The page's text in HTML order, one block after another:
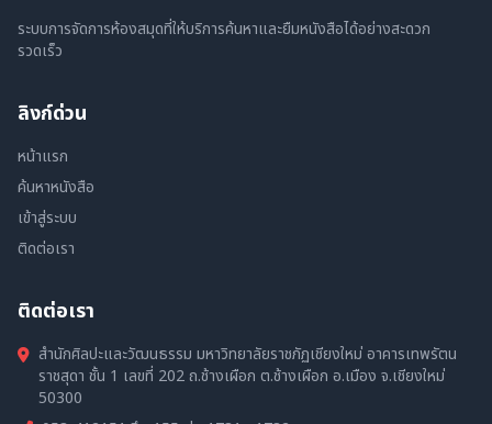
ระบบการจัดการห้องสมุดที่ให้บริการค้นหาและยืมหนังสือได้อย่างสะดวก
รวดเร็ว
ลิงก์ด่วน
หน้าแรก
ค้นหาหนังสือ
เข้าสู่ระบบ
ติดต่อเรา
ติดต่อเรา
สำนักศิลปะและวัฒนธรรม มหาวิทยาลัยราชภัฏเชียงใหม่ อาคารเทพรัตน
ราชสุดา ชั้น 1 เลขที่ 202 ถ.ช้างเผือก ต.ช้างเผือก อ.เมือง จ.เชียงใหม่
50300